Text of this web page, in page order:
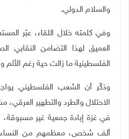
والسلام الدولي.
وفي كلمته خلال اللقاء، عبّر
العميق لهذا التضامن النقابي
الفلسطينية ما زالت حية رغم الألم
الاحتلال والطرد والتطهير العرقي،
ألف شخص، معظمهم من النساء